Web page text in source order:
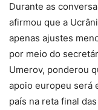
Durante as
afirmou que a
apenas ajustes
por meio do
Umerov, ponderou
apoio europeu será
país na reta final